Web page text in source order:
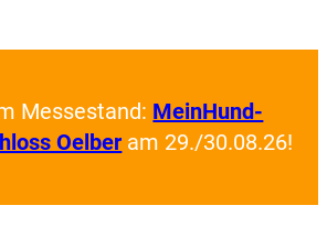
Messestand: MeinHund-
Oelber am 29./30.08.26!